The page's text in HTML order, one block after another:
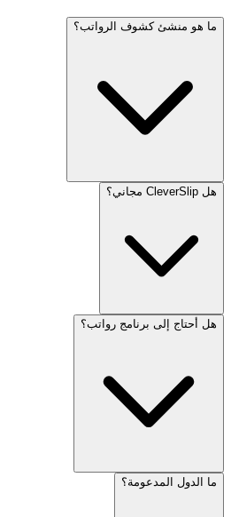
ما هو منشئ كشوف الرواتب؟
هل CleverSlip مجاني؟
هل أحتاج إلى برنامج رواتب؟
ما الدول المدعومة؟